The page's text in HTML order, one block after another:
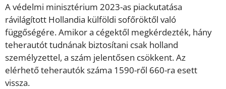
A védelmi minisztérium 2023-as piackutatása
rávilágított Hollandia külföldi sofőröktől való
függőségére. Amikor a cégektől megkérdezték, hány
teherautót tudnának biztosítani csak holland
személyzettel, a szám jelentősen csökkent. Az
elérhető teherautók száma 1590-ről 660-ra esett
vissza.